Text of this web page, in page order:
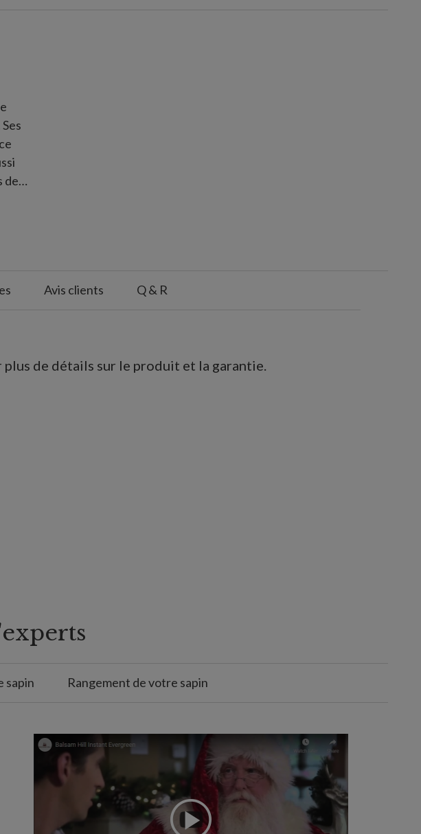
de
Avis clients Q & R
de détails sur le produit et la garantie.
sapin Rangement de votre sapin